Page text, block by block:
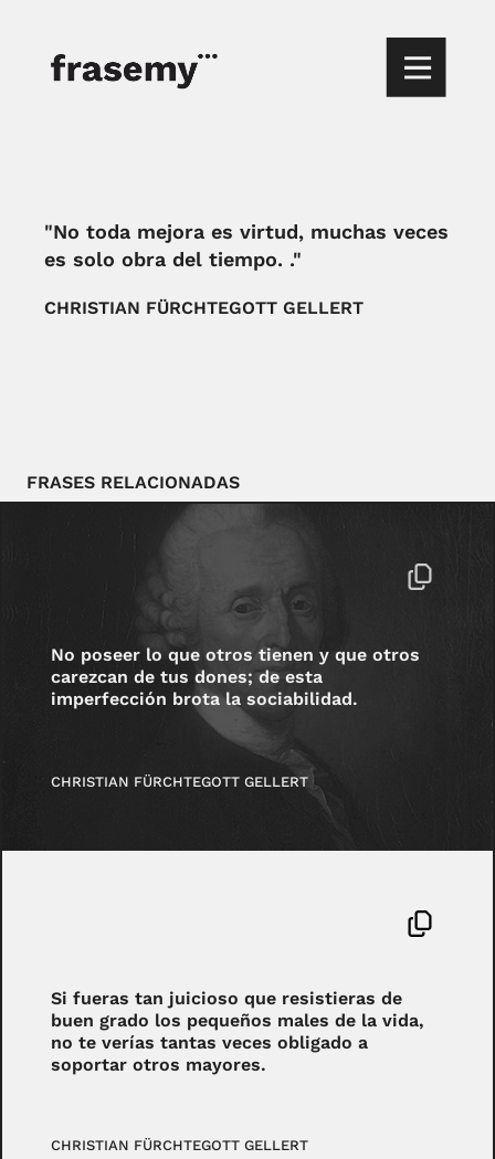
"No toda mejora es virtud, muchas veces
es solo obra del tiempo. ."
CHRISTIAN FÜRCHTEGOTT GELLERT
FRASES RELACIONADAS
No poseer lo que otros tienen y que otros
carezcan de tus dones; de esta
imperfección brota la sociabilidad.
CHRISTIAN FÜRCHTEGOTT GELLERT
Si fueras tan juicioso que resistieras de
buen grado los pequeños males de la vida,
no te verías tantas veces obligado a
soportar otros mayores.
CHRISTIAN FÜRCHTEGOTT GELLERT